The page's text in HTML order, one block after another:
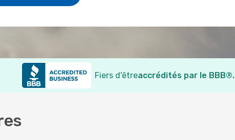
Fiers d'êtreaccrédités par le BBB®.